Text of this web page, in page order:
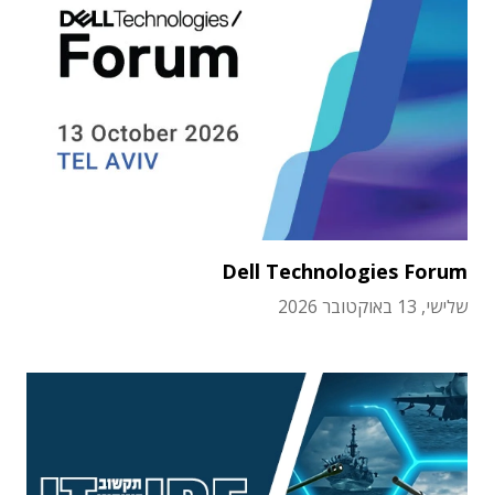
Dell Technologies Forum
שלישי, 13 באוקטובר 2026